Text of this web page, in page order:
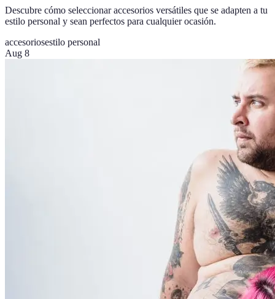
Descubre cómo seleccionar accesorios versátiles que se adapten a tu
estilo personal y sean perfectos para cualquier ocasión.
accesoriosestilo personal
Aug 8